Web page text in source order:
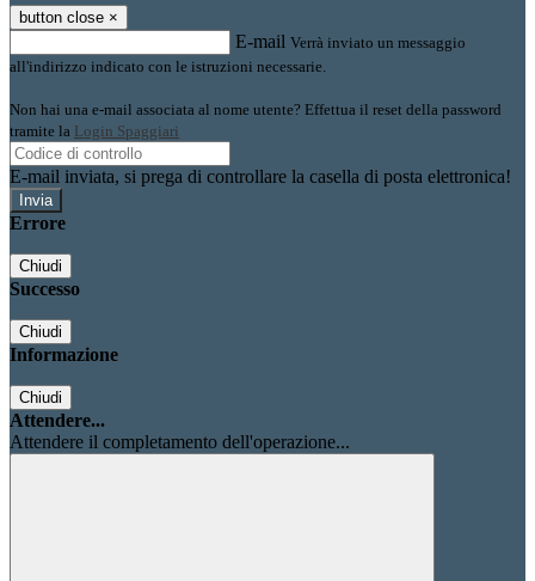
button close ×
E-mail Verrà inviato un messaggio
all'indirizzo indicato con le istruzioni necessarie.
Non hai una e-mail associata al nome utente? Effettua il reset della password
tramite la Login Spaggiari
E-mail inviata, si prega di controllare la casella di posta elettronica!
Errore
Chiudi
Successo
Chiudi
Informazione
Chiudi
Attendere...
Attendere il completamento dell'operazione...